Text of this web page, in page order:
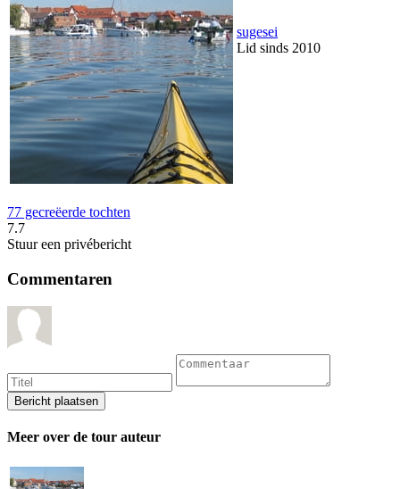
sugesei
Lid sinds 2010
77 gecreëerde tochten
7.7
Stuur een privébericht
Commentaren
Meer over de tour auteur